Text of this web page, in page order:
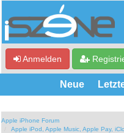
Anmelden
Neue
Apple iPhone Forum
Apple iPod, Apple Music, Apple Pay,